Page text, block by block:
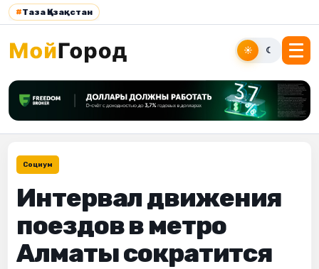
#Таза Қазақстан
☀ ☾
Социум
Интервал движения
поездов в метро
Алматы сократится